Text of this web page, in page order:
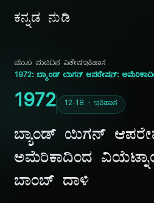
ಕನ್ನಡ ನುಡಿ
ಮುಖ ಪುಟದಿನ ವಿಶೇಷಇತಿಹಾಸ
1972 12-18 · ಇತಿಹಾಸ
ಬ್ಯಾಂಡ್ ಯಿಗನ್
ಅಮೆರಿಕಾದಿಂದ
ಬಾಂಬ್ ದಾಳಿ